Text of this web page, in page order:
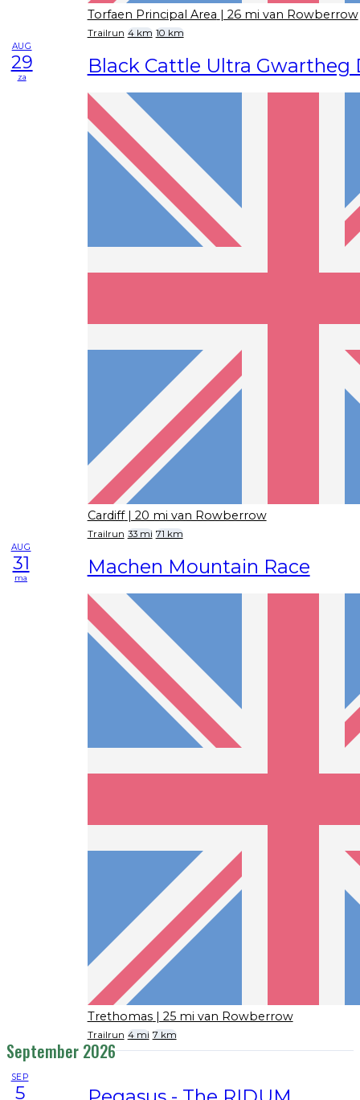
Torfaen Principal Area | 26 mi van Rowberrow
Trailrun 4 km 10 km
AUG
29
za Black Cattle Ultra Gwartheg
Cardiff | 20 mi van Rowberrow
Trailrun 33 mi 71 km
AUG
31
ma Machen Mountain Race
Trethomas | 25 mi van Rowberrow
Trailrun 4 mi 7 km
September 2026
SEP
5